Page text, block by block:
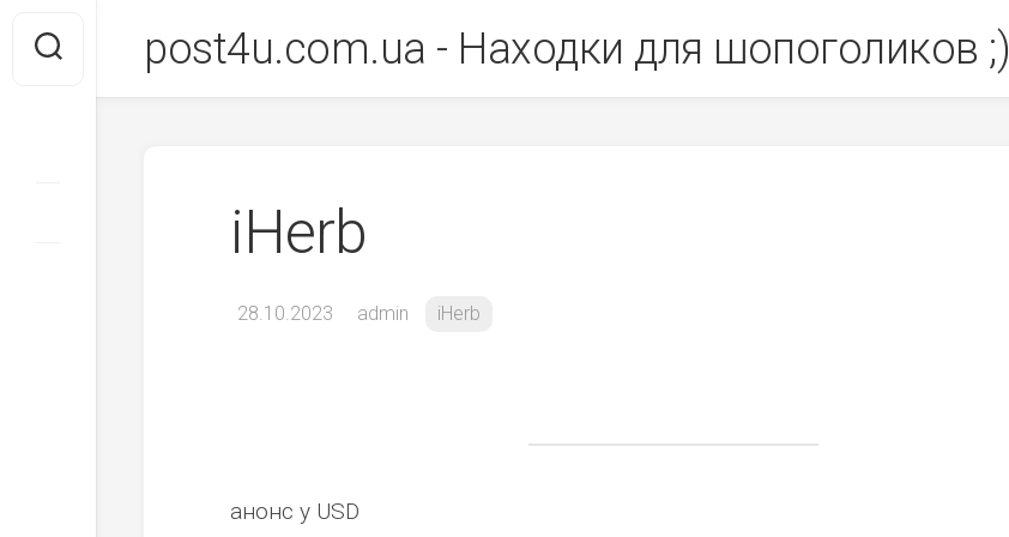
вмісту
post4u.com.ua - Находки для шопоголиков ;)
iHerb
28.10.2023 admin iHerb
анонс у USD